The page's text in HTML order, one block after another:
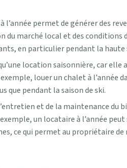
l’année permet de générer des
marché local et des
en particulier pendant la haute
location saisonnière, car
louer un chalet à l’année
que pendant la saison de ski.
et de la maintenance
un locataire à l’année
ce qui permet au propriétaire